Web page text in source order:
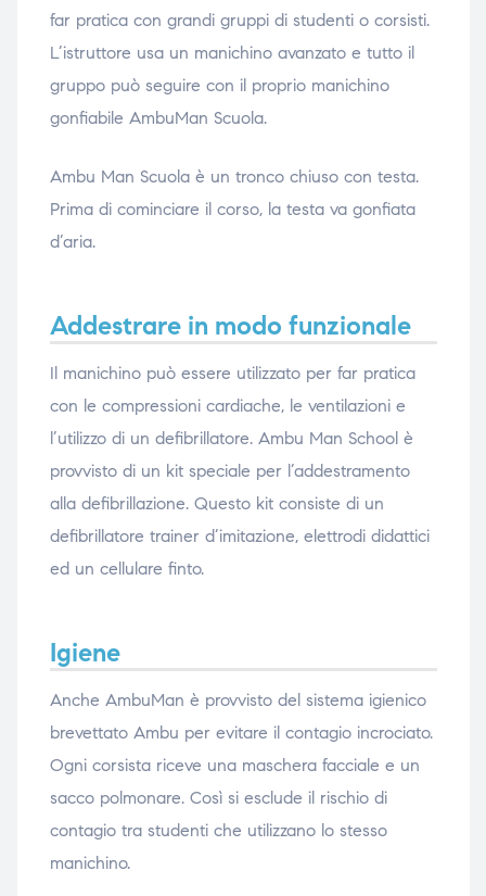
far pratica con grandi gruppi di studenti o corsisti.
L’istruttore usa un manichino avanzato e tutto il
gruppo può seguire con il proprio manichino
gonfiabile AmbuMan Scuola.
Ambu Man Scuola è un tronco chiuso con testa.
Prima di cominciare il corso, la testa va gonfiata
d’aria.
Addestrare in modo funzionale
Il manichino può essere utilizzato per far pratica
con le compressioni cardiache, le ventilazioni e
l’utilizzo di un defibrillatore. Ambu Man School è
provvisto di un kit speciale per l’addestramento
alla defibrillazione. Questo kit consiste di un
defibrillatore trainer d’imitazione, elettrodi didattici
ed un cellulare finto.
Igiene
Anche AmbuMan è provvisto del sistema igienico
brevettato Ambu per evitare il contagio incrociato.
Ogni corsista riceve una maschera facciale e un
sacco polmonare. Così si esclude il rischio di
contagio tra studenti che utilizzano lo stesso
manichino.